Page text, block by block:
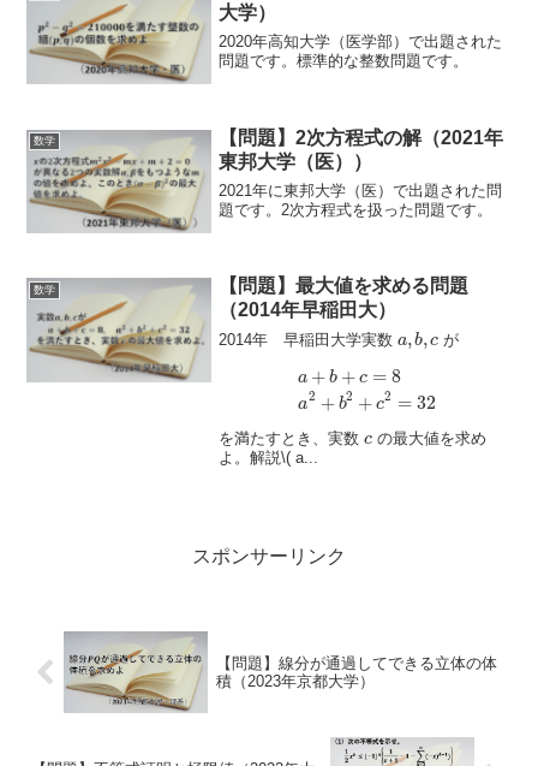
大学）
2020年高知大学（医学部）で出題された
問題です。標準的な整数問題です。
数学
【問題】2次方程式の解（2021年
東邦大学（医））
2021年に東邦大学（医）で出題された問
題です。2次方程式を扱った問題です。
数学
【問題】最大値を求める問題
（2014年早稲田大）
2014年 早稲田大学実数a,b,c が
a + b + c = 8
a2 + b2 + c2 = 32
を満たすとき、実数c の最大値を求め
よ。解説\( a...
スポンサーリンク
【問題】線分が通過してできる立体の体
積（2023年京都大学）